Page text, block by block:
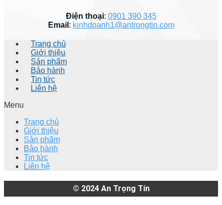
Điện thoại: 0901 390 345
Email : kinhdoanh1@antrongtin.com
Trang chủ
Giới thiệu
Sản phẩm
Bảo hành
Tin tức
Liên hệ
Menu
Trang chủ
Giới thiệu
Sản phẩm
Bảo hành
Tin tức
Liên hệ
© 2024 An Trọng Tín